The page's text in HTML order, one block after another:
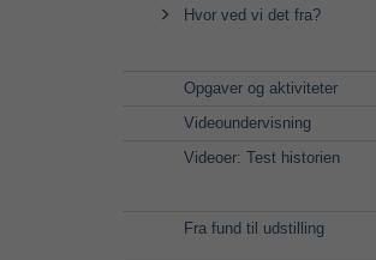
Hvor ved vi det fra?
Opgaver og aktiviteter
Videoundervisning
Videoer: Test historien
Fra fund til udstilling